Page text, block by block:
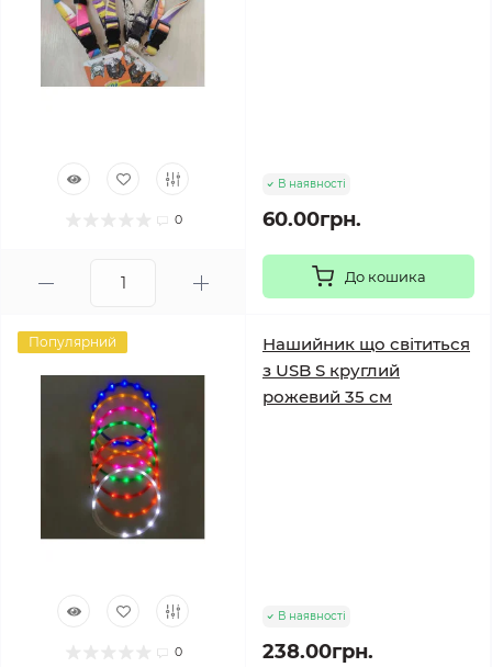
0
В наявності
60.00грн.
До кошика
Популярний
0
Нашийник що світиться
з USB S круглий
рожевий 35 см
В наявності
238.00грн.